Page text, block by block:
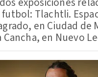
Tlachtli.
en Ciudad de
Cancha, en Nuevo